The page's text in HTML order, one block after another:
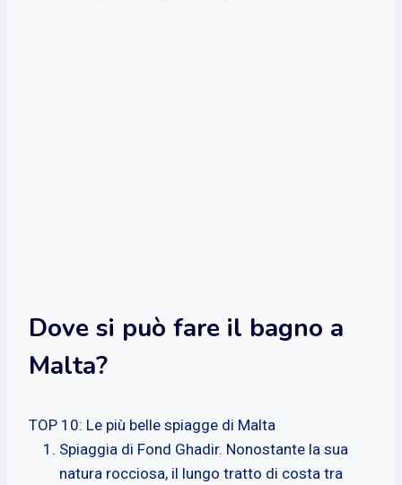
Dove si può fare il bagno a
Malta?
TOP 10: Le più belle spiagge di Malta
Spiaggia di Fond Ghadir. Nonostante la sua
natura rocciosa, il lungo tratto di costa tra